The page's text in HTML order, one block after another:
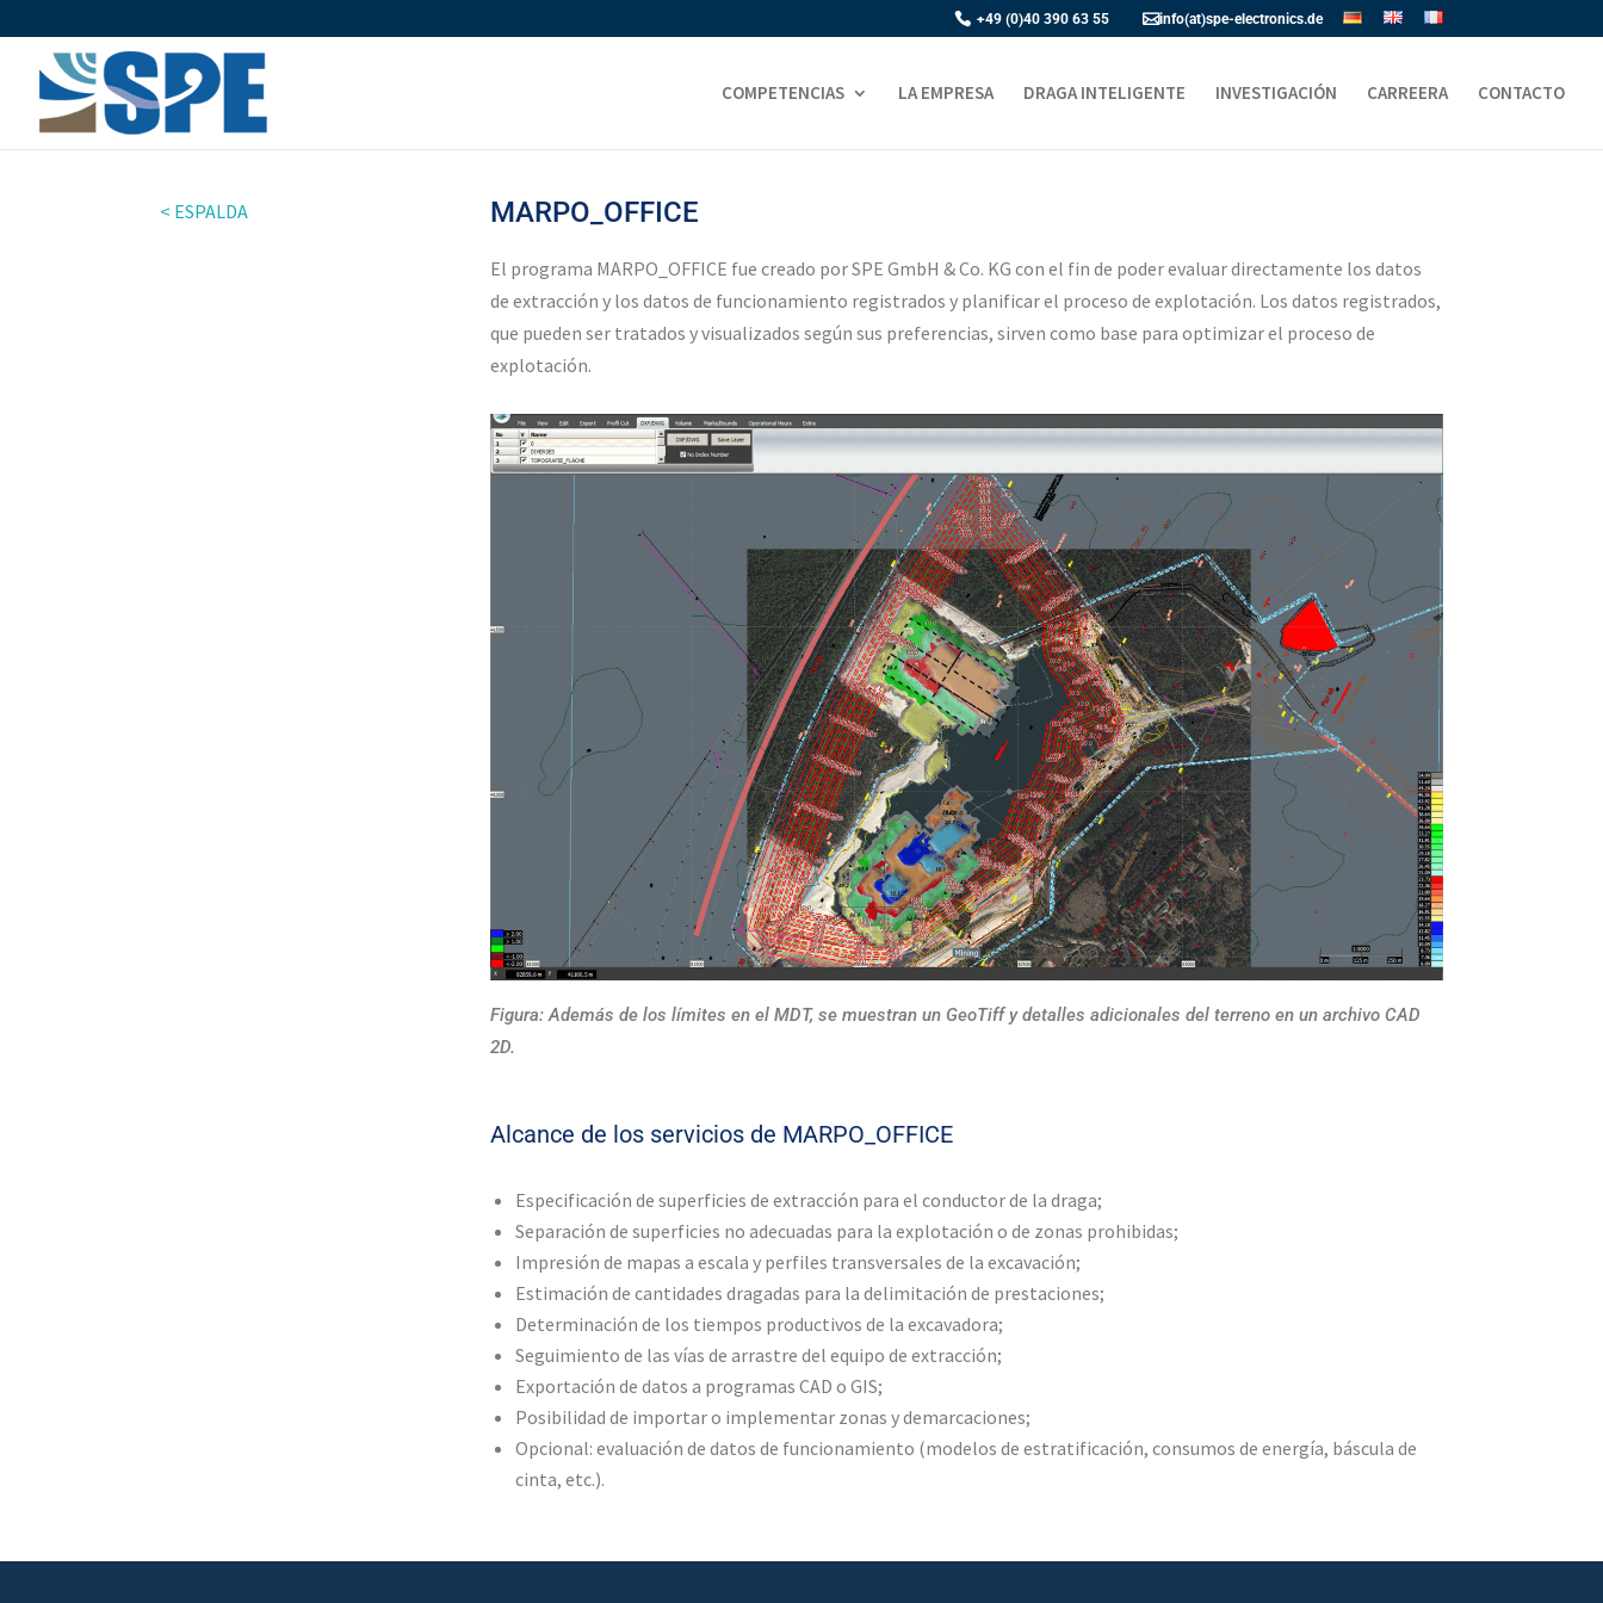
+49 (0)40 390 63 55 info(at)spe-electronics.de
COMPETENCIAS LA EMPRESA DRAGA INTELIGENTE INVESTIGACIÓN CARREERA CONTACTO
< ESPALDA MARPO_OFFICE
El programa MARPO_OFFICE fue creado por SPE GmbH & Co. KG con el fin de poder evaluar directamente los datos
de extracción y los datos de funcionamiento registrados y planificar el proceso de explotación. Los datos registrados,
que pueden ser tratados y visualizados según sus preferencias, sirven como base para optimizar el proceso de
explotación.
Figura: Además de los límites en el MDT, se muestran un GeoTiff y detalles adicionales del terreno en un archivo CAD
2D.
Alcance de los servicios de MARPO_OFFICE
Especificación de superficies de extracción para el conductor de la draga;
Separación de superficies no adecuadas para la explotación o de zonas prohibidas;
Impresión de mapas a escala y perfiles transversales de la excavación;
Estimación de cantidades dragadas para la delimitación de prestaciones;
Determinación de los tiempos productivos de la excavadora;
Seguimiento de las vías de arrastre del equipo de extracción;
Exportación de datos a programas CAD o GIS;
Posibilidad de importar o implementar zonas y demarcaciones;
Opcional: evaluación de datos de funcionamiento (modelos de estratificación, consumos de energía, báscula de
cinta, etc.).